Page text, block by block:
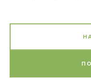
Примечание:
органов грудной